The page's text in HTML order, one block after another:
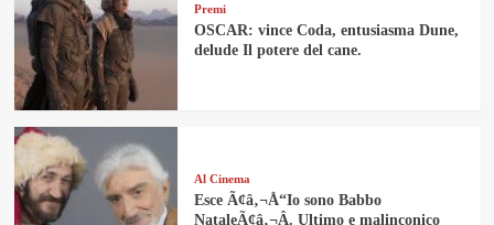
Premi
OSCAR: vince Coda, entusiasma Dune,
delude Il potere del cane.
Al Cinema
Esce Ã¢â‚¬Å“Io sono Babbo
NataleÃ¢â‚¬Â. Ultimo e malinconico